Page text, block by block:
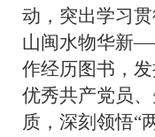
动，突出学习
山闽水物华新
作经历图书，
优秀共产党员
质，深刻领悟“